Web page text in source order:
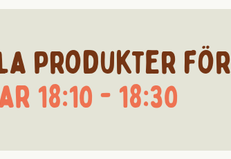
produkter för
18:10 - 18:30